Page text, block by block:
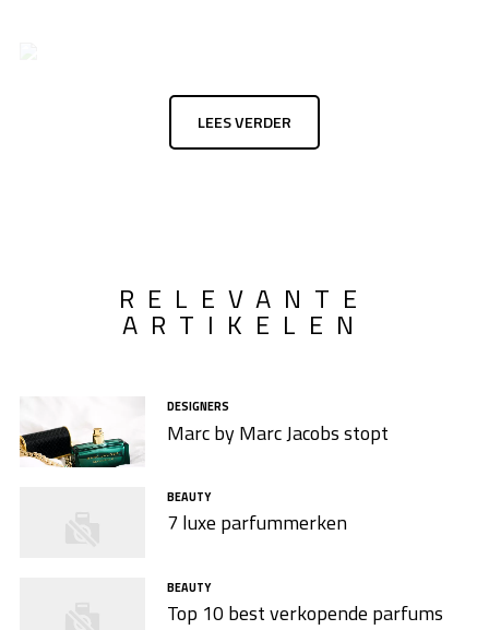
LEES VERDER
RELEVANTE
ARTIKELEN
DESIGNERS
Marc by Marc Jacobs stopt
BEAUTY
7 luxe parfummerken
BEAUTY
Top 10 best verkopende parfums